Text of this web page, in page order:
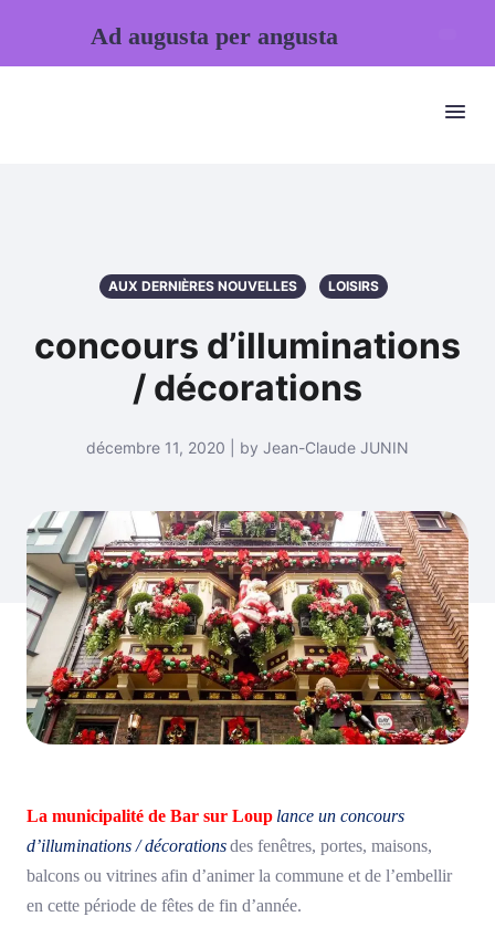
AUX DERNIÈRES NOUVELLES LOISIRS
concours d’illuminations
/ décorations
décembre 11, 2020 | by Jean-Claude JUNIN
La municipalité de Bar sur Loup lance un concours
d’illuminations / décorationsdes fenêtres, portes, maisons,
balcons ou vitrines afin d’animer la commune et de l’embellir
en cette période de fêtes de fin d’année.
Ad augusta per angusta